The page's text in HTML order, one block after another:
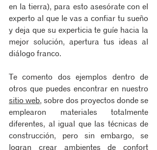
en la tierra), para esto asesórate con el
experto al que le vas a confiar tu sueño
y deja que su experticia te guíe hacia la
mejor solución, apertura tus ideas al
diálogo franco.
Te comento dos ejemplos dentro de
sitio web, sobre dos proyectos donde se
emplearon materiales totalmente
diferentes, al igual que las técnicas de
construcción, pero sin embargo, se
logran crear ambientes de confort